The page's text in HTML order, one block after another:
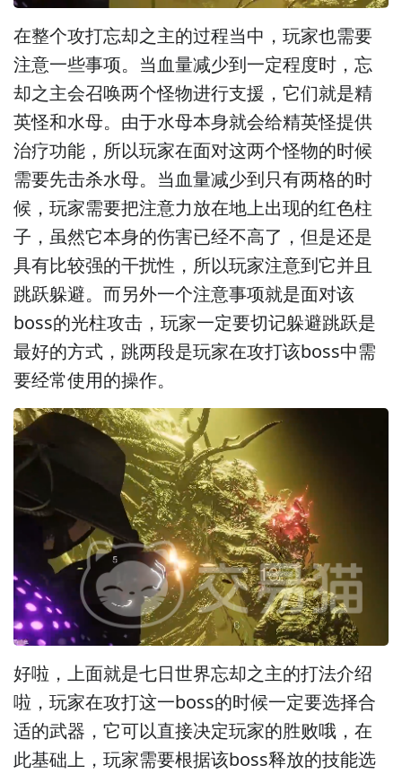
在整个攻打忘却之主的过程当中，玩家也需要
注意一些事项。当血量减少到一定程度时，忘
却之主会召唤两个怪物进行支援，它们就是精
英怪和水母。由于水母本身就会给精英怪提供
治疗功能，所以玩家在面对这两个怪物的时候
需要先击杀水母。当血量减少到只有两格的时
候，玩家需要把注意力放在地上出现的红色柱
子，虽然它本身的伤害已经不高了，但是还是
具有比较强的干扰性，所以玩家注意到它并且
跳跃躲避。而另外一个注意事项就是面对该
boss的光柱攻击，玩家一定要切记躲避跳跃是
最好的方式，跳两段是玩家在攻打该boss中需
要经常使用的操作。
好啦，上面就是七日世界忘却之主的打法介绍
啦，玩家在攻打这一boss的时候一定要选择合
适的武器，它可以直接决定玩家的胜败哦，在
此基础上，玩家需要根据该boss释放的技能选